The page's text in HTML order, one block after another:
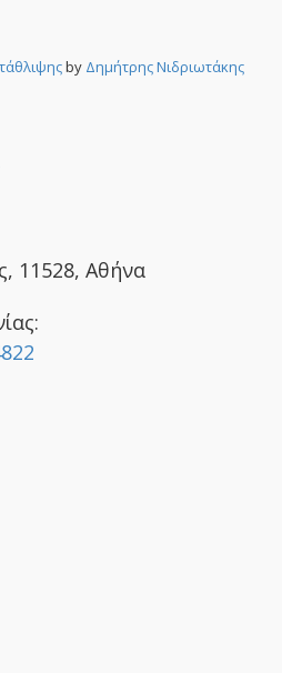
by Δημήτρης Νιδριωτάκης
11528, Αθήνα